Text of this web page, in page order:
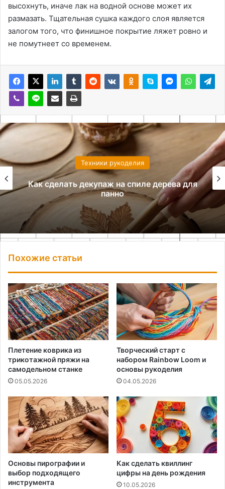
высохнуть, иначе лак на водной основе может их
размазать. Тщательная сушка каждого слоя является
залогом того, что финишное покрытие ляжет ровно и
не помутнеет со временем.
Техники рукоделия
Как сделать декупаж на спиле дерева для
панно
Похожие статьи
Плетение коврика из
трикотажной пряжи на
самодельном станке
05.05.2026
Творческий старт с
набором Rainbow Loom и
основы рукоделия
04.05.2026
Основы пирографии и
выбор подходящего
инструмента
Как сделать квиллинг
цифры на день рождения
10.05.2026